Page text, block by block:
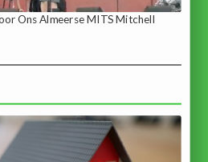
Ons Almeerse MITS Mitchell